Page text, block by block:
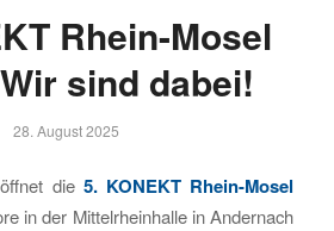
Rhein-Mosel
sind dabei!
28. August 2025
die 5. KONEKT Rhein-Mosel
in der Mittelrheinhalle in Andernach